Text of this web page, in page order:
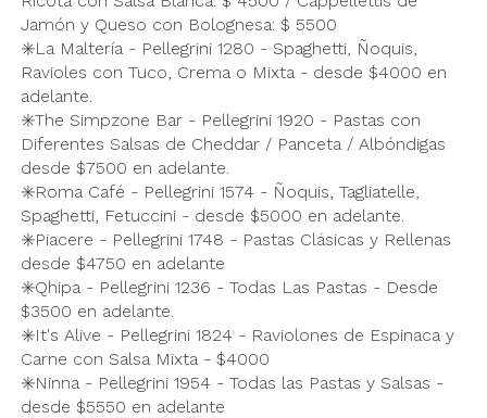
Jamón y Queso con Bolognesa: $ 5500
✳️La Maltería - Pellegrini 1280 - Spaghetti, Ñoquis,
Ravioles con Tuco, Crema o Mixta - desde $4000 en
adelante.
✳️The Simpzone Bar - Pellegrini 1920 - Pastas con
Diferentes Salsas de Cheddar / Panceta / Albóndigas
desde $7500 en adelante.
✳️Roma Café - Pellegrini 1574 - Ñoquis, Tagliatelle,
Spaghetti, Fetuccini - desde $5000 en adelante.
✳️Piacere - Pellegrini 1748 - Pastas Clásicas y Rellenas
desde $4750 en adelante
✳️Qhipa - Pellegrini 1236 - Todas Las Pastas - Desde
$3500 en adelante.
✳️It's Alive - Pellegrini 1824 - Raviolones de Espinaca y
Carne con Salsa Mixta - $4000
✳️Ninna - Pellegrini 1954 - Todas las Pastas y Salsas -
desde $5550 en adelante